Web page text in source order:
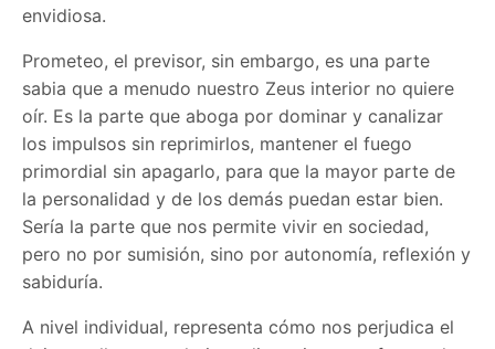
envidiosa.
Prometeo, el previsor, sin embargo, es una parte
sabia que a menudo nuestro Zeus interior no quiere
oír. Es la parte que aboga por dominar y canalizar
los impulsos sin reprimirlos, mantener el fuego
primordial sin apagarlo, para que la mayor parte de
la personalidad y de los demás puedan estar bien.
Sería la parte que nos permite vivir en sociedad,
pero no por sumisión, sino por autonomía, reflexión y
sabiduría.
A nivel individual, representa cómo nos perjudica el